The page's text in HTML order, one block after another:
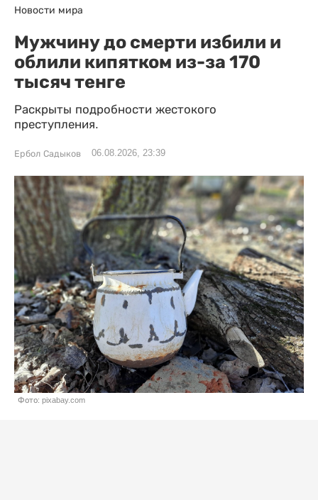
Новости мира
Мужчину до смерти избили и
облили кипятком из-за 170
тысяч тенге
Раскрыты подробности жестокого
преступления.
Ербол Садыков 06.08.2026, 23:39
Фото: pixabay.com